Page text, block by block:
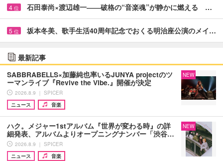
4 位 石田泰尚×渡辺雄一――破格の“音楽魂”が静かに燃える …
5 位 坂本冬美、歌手生活40周年記念でおくる明治座公演のメイ…
最新記事
SABBRABELLS×加藤純也率いるJUNYA projectのツ
ーマンライブ『Revive the Vibe.』開催が決定
2026.8.9 ｜ SPICER
ニュース
音楽
NEW
ハク。メジャー1stアルバム『世界が変わる時』の詳
細発表、アルバムよりオープニングナンバー「渋谷…
2026.8.9 ｜ SPICER
ニュース
音楽
NEW